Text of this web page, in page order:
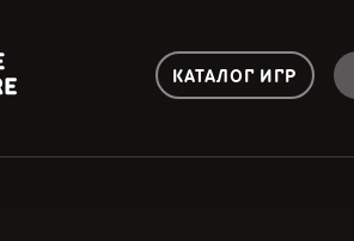
КАТАЛОГ ИГР